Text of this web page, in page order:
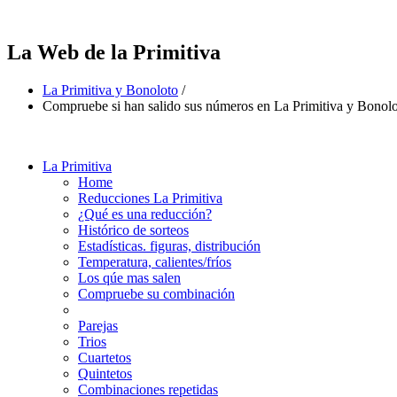
La Web de la Primitiva
La Primitiva y Bonoloto /
Compruebe si han salido sus números en La Primitiva y
La Primitiva
Home
Reducciones La Primitiva
¿Qué es una reducción?
Histórico de sorteos
Estadísticas. figuras, distribución
Temperatura, calientes/fríos
Los qúe mas salen
Compruebe su combinación
Parejas
Trios
Cuartetos
Quintetos
Combinaciones repetidas